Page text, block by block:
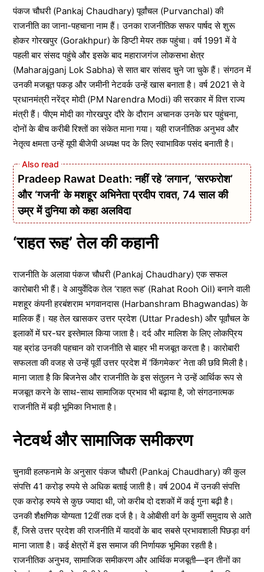
पंकज चौधरी (Pankaj Chaudhary) पूर्वांचल (Purvanchal) की
राजनीति का जाना-पहचाना नाम हैं। उनका राजनीतिक सफर पार्षद से शुरू
होकर गोरखपुर (Gorakhpur) के डिप्टी मेयर तक पहुंचा। वर्ष 1991 में वे
पहली बार संसद पहुंचे और इसके बाद महाराजगंज लोकसभा क्षेत्र
(Maharajganj Lok Sabha) से सात बार सांसद चुने जा चुके हैं। संगठन में
उनकी मजबूत पकड़ और जमीनी नेटवर्क उन्हें खास बनाता है। वर्ष 2021 से वे
प्रधानमंत्री नरेंद्र मोदी (PM Narendra Modi) की सरकार में वित्त राज्य
मंत्री हैं। पीएम मोदी का गोरखपुर दौरे के दौरान अचानक उनके घर पहुंचना,
दोनों के बीच करीबी रिश्तों का संकेत माना गया। यही राजनीतिक अनुभव और
नेतृत्व क्षमता उन्हें यूपी बीजेपी अध्यक्ष पद के लिए स्वाभाविक पसंद बनाती है।
Pradeep Rawat Death: नहीं रहे ‘लगान’, ‘सरफरोश’
और ‘गजनी’ के मशहूर अभिनेता प्रदीप रावत, 74 साल की
उम्र में दुनिया को कहा अलविदा
‘राहत रूह’ तेल की कहानी
राजनीति के अलावा पंकज चौधरी (Pankaj Chaudhary) एक सफल
कारोबारी भी हैं। वे आयुर्वेदिक तेल ‘राहत रूह’ (Rahat Rooh Oil) बनाने वाली
मशहूर कंपनी हरबंशराम भगवानदास (Harbanshram Bhagwandas) के
मालिक हैं। यह तेल खासकर उत्तर प्रदेश (Uttar Pradesh) और पूर्वांचल के
इलाकों में घर-घर इस्तेमाल किया जाता है। दर्द और मालिश के लिए लोकप्रिय
यह ब्रांड उनकी पहचान को राजनीति से बाहर भी मजबूत करता है। कारोबारी
सफलता की वजह से उन्हें पूर्वी उत्तर प्रदेश में ‘किंगमेकर’ नेता की छवि मिली है।
माना जाता है कि बिजनेस और राजनीति के इस संतुलन ने उन्हें आर्थिक रूप से
मजबूत करने के साथ-साथ सामाजिक प्रभाव भी बढ़ाया है, जो संगठनात्मक
राजनीति में बड़ी भूमिका निभाता है।
नेटवर्थ और सामाजिक समीकरण
चुनावी हलफनामे के अनुसार पंकज चौधरी (Pankaj Chaudhary) की कुल
संपत्ति 41 करोड़ रुपये से अधिक बताई जाती है। वर्ष 2004 में उनकी संपत्ति
एक करोड़ रुपये से कुछ ज्यादा थी, जो करीब दो दशकों में कई गुना बढ़ी है।
उनकी शैक्षणिक योग्यता 12वीं तक दर्ज है। वे ओबीसी वर्ग के कुर्मी समुदाय से आते
हैं, जिसे उत्तर प्रदेश की राजनीति में यादवों के बाद सबसे प्रभावशाली पिछड़ा वर्ग
माना जाता है। कई क्षेत्रों में इस समाज की निर्णायक भूमिका रहती है।
राजनीतिक अनुभव, सामाजिक समीकरण और आर्थिक मजबूती—इन तीनों का